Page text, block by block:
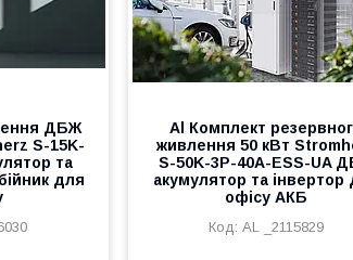
ДБЖ
S-15K-
та
для
Al Комплект
живлення 50 кВт
S-50K-3Р-40А-ESS-UA
акумулятор та інвертор
офісу АКБ
AL _2115829